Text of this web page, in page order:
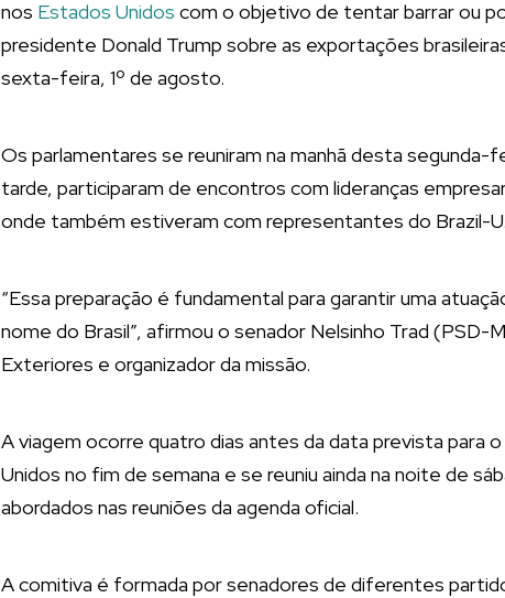
nos Estados Unidos com o objetivo de tentar barrar ou
presidente Donald Trump sobre as exportações
sexta-feira, 1º de agosto.
Os parlamentares se reuniram na manhã desta segunda-
tarde, participaram de encontros com lideranças
onde também estiveram com representantes do Brazil-
“Essa preparação é fundamental para garantir uma
nome do Brasil”, afirmou o senador Nelsinho Trad
Exteriores e organizador da missão.
A viagem ocorre quatro dias antes da data prevista para
Unidos no fim de semana e se reuniu ainda na noite de
abordados nas reuniões da agenda oficial.
A comitiva é formada por senadores de diferentes